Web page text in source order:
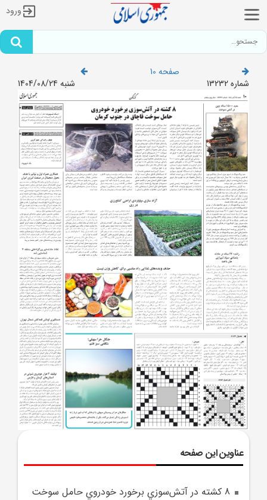
ورود
صفحه 10
شماره 13232
شنبه 1404/08/24
عناوین این صفحه
8 کشته در آتش‌سوزي برخورد خودروي حامل سوخت